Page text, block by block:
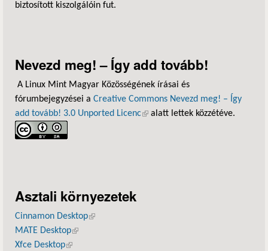
biztosított kiszolgálóin fut.
Nevezd meg! – Így add tovább!
A Linux Mint Magyar Közösségének írásai és
fórumbejegyzései a Creative Commons Nevezd meg! – Így
add tovább! 3.0 Unported Licenc(külső hivatkozás)
alatt lettek közzétéve.
Asztali környezetek
Cinnamon Desktop(külső hivatkozás)
MATE Desktop(külső hivatkozás)
Xfce Desktop(külső hivatkozás)